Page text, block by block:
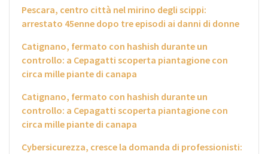
Pescara, centro città nel mirino degli scippi:
arrestato 45enne dopo tre episodi ai danni di donne
Catignano, fermato con hashish durante un
controllo: a Cepagatti scoperta piantagione con
circa mille piante di canapa
Catignano, fermato con hashish durante un
controllo: a Cepagatti scoperta piantagione con
circa mille piante di canapa
Cybersicurezza, cresce la domanda di professionisti: